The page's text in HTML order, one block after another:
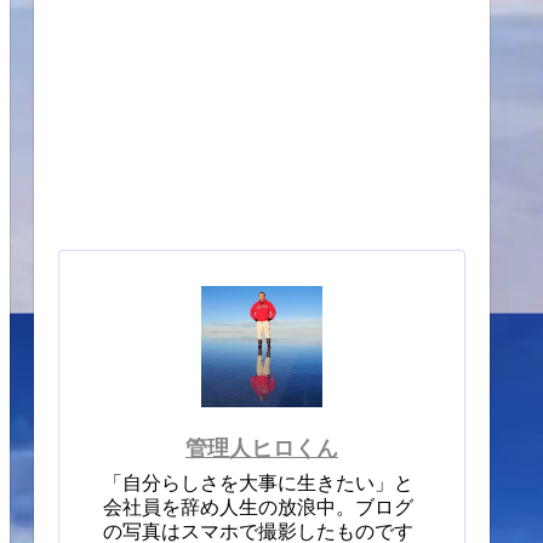
管理人ヒロくん
「自分らしさを大事に生きたい」と
会社員を辞め人生の放浪中。ブログ
の写真はスマホで撮影したものです